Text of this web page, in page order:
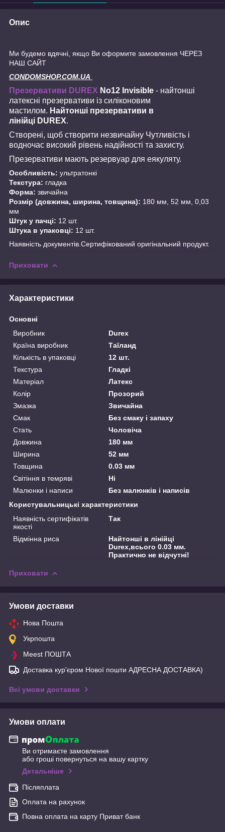
Опис
Ми будемо вдячні, якщо Ви оформите замовлення ЧЕРЕЗ
НАШ САЙТ
CONDOMSHOP.COM.UA
Презервативи DUREX No12 Invisible - найтонші
латексні презервативи із силіконовим
мастилом. Найтонші презервативи в
лінійці DUREX.
Створені, щоб створити незвичайну Чутливість і
водночас високий рівень надійності та захисту.
Презервативи мають резервуар для еякуляту.
Особливість: ультратонкі
Текстура: гладка
Форма: звичайна
Розмір (довжина, ширина, товщина): 180 мм, 52 мм, 0,03
мм
Штук у пачці: 12 шт.
Штука в упаковці: 12 шт.
Наявність документів.Сертифікований оригінальний продукт.
Приховати
Характеристики
Основні
Виробник
Durex
Країна виробник
Таїланд
Кількість в упаковці
12 шт.
Текстура
Гладкі
Матеріал
Латекс
Колір
Прозорий
Змазка
Звичайна
Смак
Без смаку і запаху
Стать
Чоловіча
Довжина
180 мм
Ширина
52 мм
Товщина
0.03 мм
Світіння в темряві
Ні
Малюнки і написи
Без малюнків і написів
Користувальницькі характеристики
Наявність сертифікатів
якості
Так
Відмінна риса
Найтонші в лінійці
Durex,всього 0.03 мм.
Практично не відчутні!
Приховати
Умови доставки
Нова Пошта
Укрпошта
Meest ПОШТА
Доставка кур'єром Нової пошти АДРЕСНА ДОСТАВКА)
Всі умови доставки
Умови оплати
Ви отримаєте замовлення
або гроші повернуться на вашу картку
Детальніше
Післяплата
Оплата на рахунок
Повна оплата на карту Приват банк